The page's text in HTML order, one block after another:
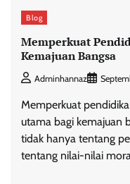
Blog
Memperkuat
Kemajuan Bangsa
Adminhannaz
Memperkuat
utama bagi kemajuan
tidak hanya tentang
tentang nilai-nilai